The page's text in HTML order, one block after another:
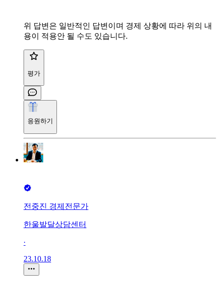
위 답변은 일반적인 답변이며 경제 상황에 따라 위의 내
용이 적용안 될 수도 있습니다.
평가
응원하기
전중진 경제전문가
한울발달상담센터
∙
23.10.18